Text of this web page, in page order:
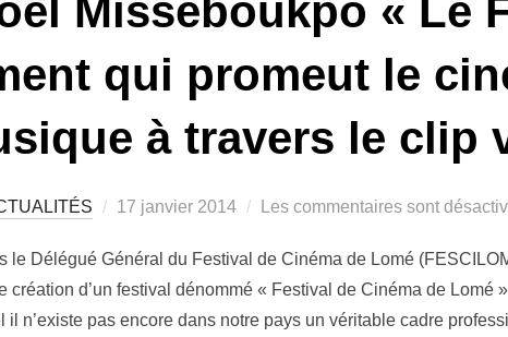
Misseboukpo « Le
qui promeut le
à travers le clip
17 janvier 2014 Les commentaires sont
le Délégué Général du Festival de Cinéma de Lomé
création d’un festival dénommé « Festival de Cinéma de Lomé
il n’existe pas encore dans notre pays un véritable cadre